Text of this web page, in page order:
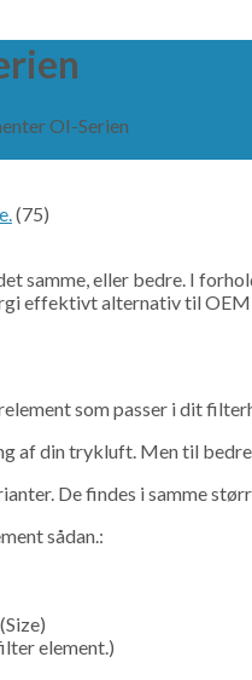
OI-Serien
(75)
samme, eller bedre. I
effektivt alternativ til
som passer i dit
af din trykluft. Men til
De findes i samme
sådan.:
element.)